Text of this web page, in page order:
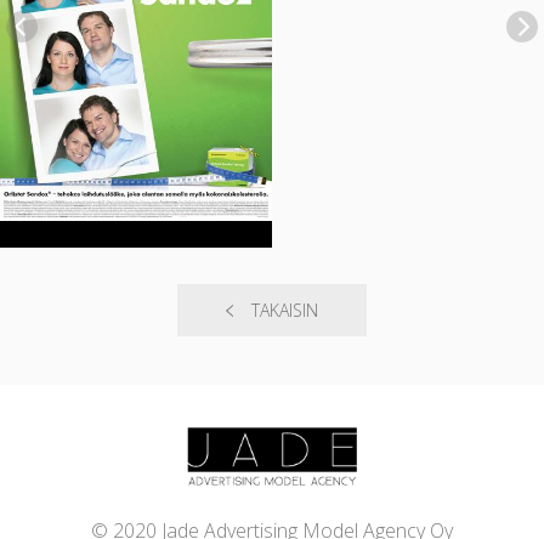
TAKAISIN
© 2020 Jade Advertising Model Agency Oy